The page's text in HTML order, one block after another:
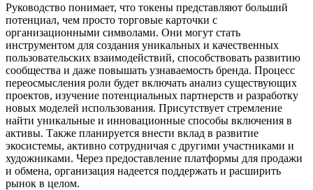
Руководство понимает, что токены представляют больший
потенциал, чем просто торговые карточки с
организационными символами. Они могут стать
инструментом для создания уникальных и качественных
пользовательских взаимодействий, способствовать развитию
сообщества и даже повышать узнаваемость бренда. Процесс
переосмысления роли будет включать анализ существующих
проектов, изучение потенциальных партнерств и разработку
новых моделей использования. Присутствует стремление
найти уникальные и инновационные способы включения в
активы. Также планируется внести вклад в развитие
экосистемы, активно сотрудничая с другими участниками и
художниками. Через предоставление платформы для продажи
и обмена, организация надеется поддержать и расширить
рынок в целом.